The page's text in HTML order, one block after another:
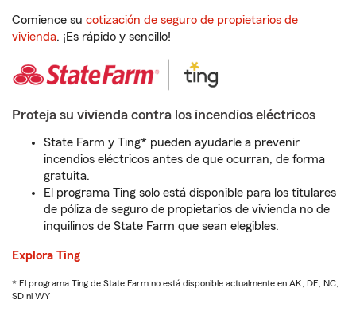
Comience su cotización de seguro de propietarios de
vivienda. ¡Es rápido y sencillo!
Proteja su vivienda contra los incendios eléctricos
State Farm y Ting* pueden ayudarle a prevenir
incendios eléctricos antes de que ocurran, de forma
gratuita.
El programa Ting solo está disponible para los titulares
de póliza de seguro de propietarios de vivienda no de
inquilinos de State Farm que sean elegibles.
Explora Ting
* El programa Ting de State Farm no está disponible actualmente en AK, DE, NC,
SD ni WY